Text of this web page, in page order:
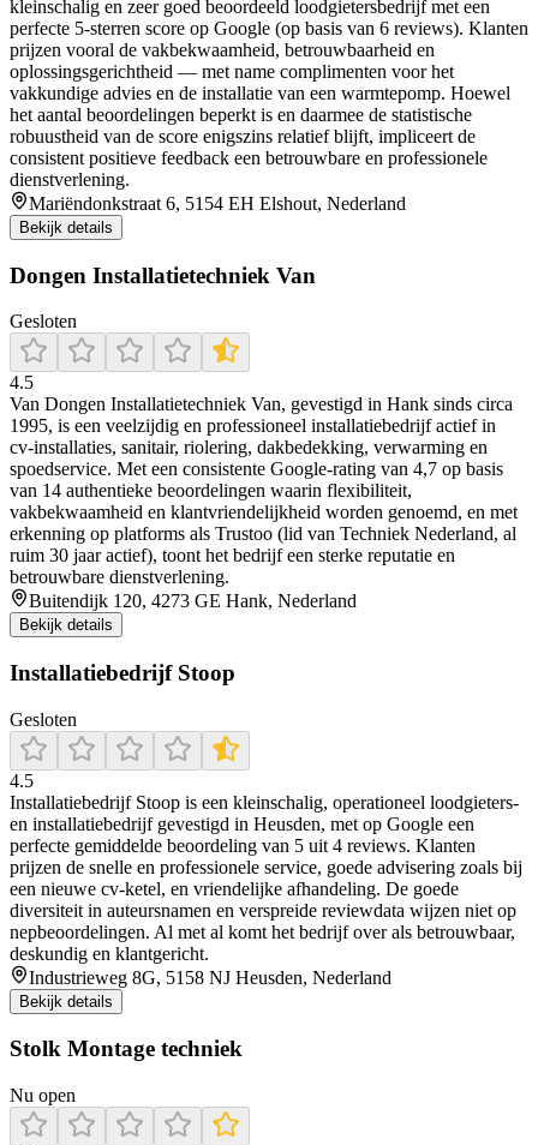
kleinschalig en zeer goed beoordeeld loodgietersbedrijf met een
perfecte 5‑sterren score op Google (op basis van 6 reviews). Klanten
prijzen vooral de vakbekwaamheid, betrouwbaarheid en
oplossingsgerichtheid — met name complimenten voor het
vakkundige advies en de installatie van een warmtepomp. Hoewel
het aantal beoordelingen beperkt is en daarmee de statistische
robuustheid van de score enigszins relatief blijft, impliceert de
consistent positieve feedback een betrouwbare en professionele
dienstverlening.
Mariëndonkstraat 6, 5154 EH Elshout, Nederland
Bekijk details
Dongen Installatietechniek Van
Gesloten
4.5
Van Dongen Installatietechniek Van, gevestigd in Hank sinds circa
1995, is een veelzijdig en professioneel installatiebedrijf actief in
cv‑installaties, sanitair, riolering, dakbedekking, verwarming en
spoedservice. Met een consistente Google-rating van 4,7 op basis
van 14 authentieke beoordelingen waarin flexibiliteit,
vakbekwaamheid en klantvriendelijkheid worden genoemd, en met
erkenning op platforms als Trustoo (lid van Techniek Nederland, al
ruim 30 jaar actief), toont het bedrijf een sterke reputatie en
betrouwbare dienstverlening.
Buitendijk 120, 4273 GE Hank, Nederland
Bekijk details
Installatiebedrijf Stoop
Gesloten
4.5
Installatiebedrijf Stoop is een kleinschalig, operationeel loodgieters-
en installatiebedrijf gevestigd in Heusden, met op Google een
perfecte gemiddelde beoordeling van 5 uit 4 reviews. Klanten
prijzen de snelle en professionele service, goede advisering zoals bij
een nieuwe cv-ketel, en vriendelijke afhandeling. De goede
diversiteit in auteursnamen en verspreide reviewdata wijzen niet op
nepbeoordelingen. Al met al komt het bedrijf over als betrouwbaar,
deskundig en klantgericht.
Industrieweg 8G, 5158 NJ Heusden, Nederland
Bekijk details
Stolk Montage techniek
Nu open